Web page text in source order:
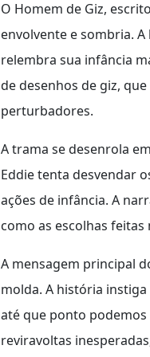
O Homem de Giz,
envolvente e sombria.
relembra sua infância
de desenhos de giz,
perturbadores.
A trama se desenrola
Eddie tenta desvendar
ações de infância. A
como as escolhas
A mensagem principal
molda. A história
até que ponto podemos
reviravoltas